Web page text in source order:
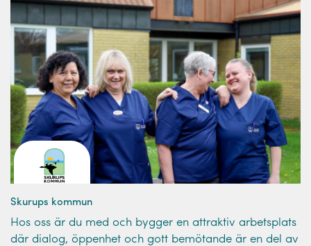
Skurups kommun
Hos oss är du med och bygger en attraktiv arbetsplats
där dialog, öppenhet och gott bemötande är en del av